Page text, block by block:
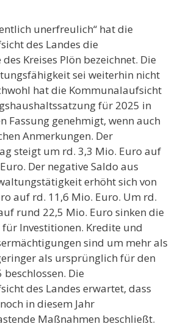
unerfreulich“ hat die
des Landes die
Kreises Plön bezeichnet. Die
sei weiterhin nicht
hat die Kommunalaufsicht
für 2025 in
Fassung genehmigt, wenn auch
Anmerkungen. Der
steigt um rd. 3,3 Mio. Euro auf
Der negative Saldo aus
erhöht sich von
auf rd. 11,6 Mio. Euro. Um rd.
rund 22,5 Mio. Euro sinken die
Investitionen. Kredite und
sind um mehr als
als ursprünglich für den
Die
des Landes erwartet, dass
in diesem Jahr
Maßnahmen beschließt.